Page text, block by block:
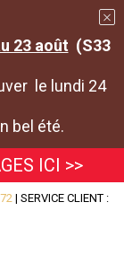
23 août (S33
le lundi 24
bel été.
ICI >>
| SERVICE CLIENT :